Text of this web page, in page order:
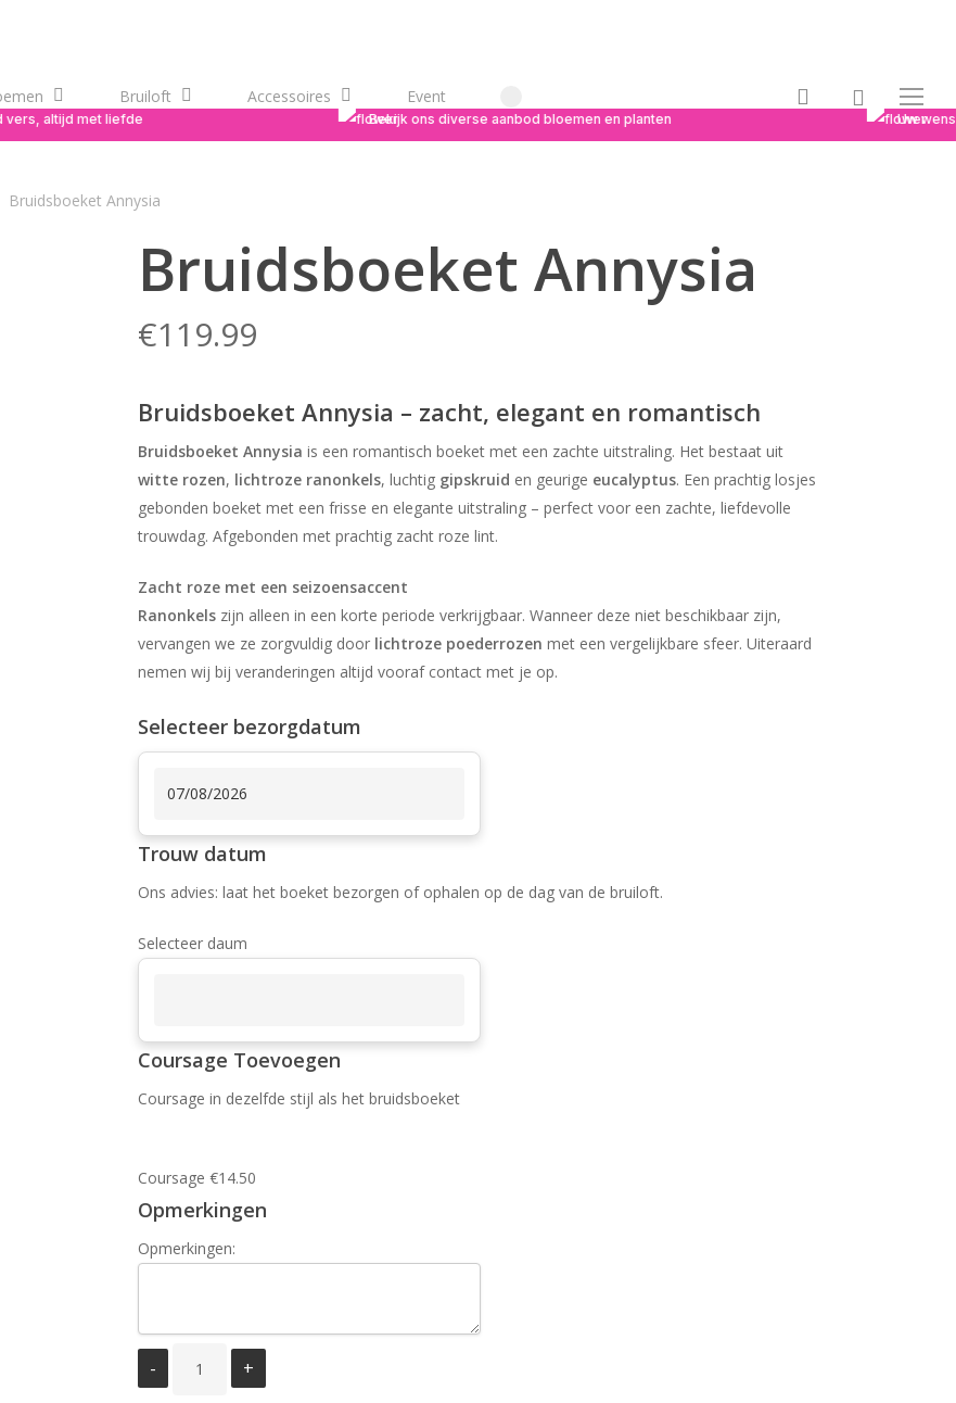
Bruiloft Accessoires Event search Menu
altijd met liefde Bekijk ons diverse aanbod bloemen en planten Uw
Bruidsboeket Annysia
Bruidsboeket Annysia
€119.99
Bruidsboeket Annysia – zacht, elegant en romantisch
Bruidsboeket Annysia is een romantisch boeket met een zachte uitstraling. Het bestaat uit
witte rozen, lichtroze ranonkels, luchtig gipskruid en geurige eucalyptus. Een prachtig losjes
gebonden boeket met een frisse en elegante uitstraling – perfect voor een zachte, liefdevolle
trouwdag. Afgebonden met prachtig zacht roze lint.
Zacht roze met een seizoensaccent
Ranonkelszijn alleen in een korte periode verkrijgbaar. Wanneer deze niet beschikbaar zijn,
vervangen we ze zorgvuldig door lichtroze poederrozen met een vergelijkbare sfeer. Uiteraard
nemen wij bij veranderingen altijd vooraf contact met je op.
Selecteer bezorgdatum
Trouw datum
Ons advies: laat het boeket bezorgen of ophalen op de dag van de bruiloft.
Selecteer daum
Coursage Toevoegen
Coursage in dezelfde stijl als het bruidsboeket
Coursage €14.50
Opmerkingen
Opmerkingen: